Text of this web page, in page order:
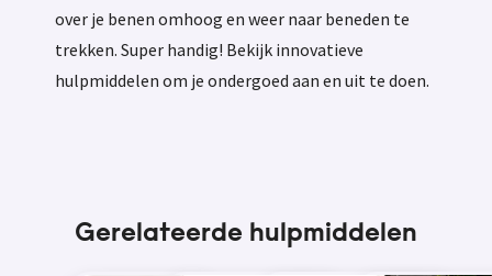
over je benen omhoog en weer naar beneden te
trekken. Super handig! Bekijk innovatieve
hulpmiddelen om je ondergoed aan en uit te doen.
Gerelateerde hulpmiddelen